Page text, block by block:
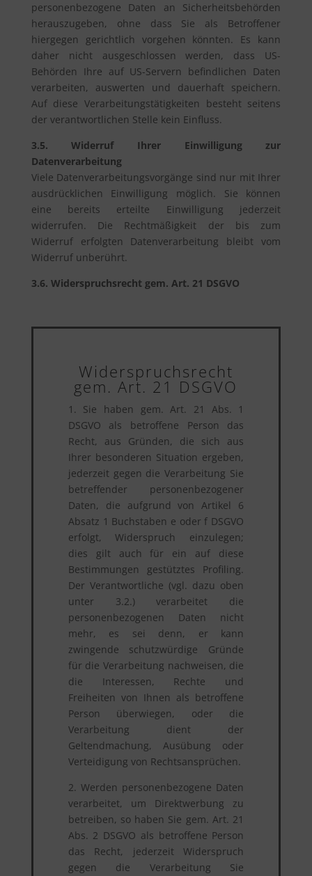
personenbezogene Daten an Sicherheitsbehörden
herauszugeben, ohne dass Sie als Betroffener
hiergegen gerichtlich vorgehen könnten. Es kann
daher nicht ausgeschlossen werden, dass US-
Behörden Ihre auf US-Servern befindlichen Daten
verarbeiten, auswerten und dauerhaft speichern.
Auf diese Verarbeitungstätigkeiten besteht seitens
der verantwortlichen Stelle kein Einfluss.
3.5. Widerruf Ihrer Einwilligung zur
Datenverarbeitung
Viele Datenverarbeitungsvorgänge sind nur mit Ihrer
ausdrücklichen Einwilligung möglich. Sie können
eine bereits erteilte Einwilligung jederzeit
widerrufen. Die Rechtmäßigkeit der bis zum
Widerruf erfolgten Datenverarbeitung bleibt vom
Widerruf unberührt.
3.6. Widerspruchsrecht gem. Art. 21 DSGVO
Widerspruchsrecht
gem. Art. 21 DSGVO
1. Sie haben gem. Art. 21 Abs. 1
DSGVO als betroffene Person das
Recht, aus Gründen, die sich aus
Ihrer besonderen Situation ergeben,
jederzeit gegen die Verarbeitung Sie
betreffender personenbezogener
Daten, die aufgrund von Artikel 6
Absatz 1 Buchstaben e oder f DSGVO
erfolgt, Widerspruch einzulegen;
dies gilt auch für ein auf diese
Bestimmungen gestütztes Profiling.
Der Verantwortliche (vgl. dazu oben
unter 3.2.) verarbeitet die
personenbezogenen Daten nicht
mehr, es sei denn, er kann
zwingende schutzwürdige Gründe
für die Verarbeitung nachweisen, die
die Interessen, Rechte und
Freiheiten von Ihnen als betroffene
Person überwiegen, oder die
Verarbeitung dient der
Geltendmachung, Ausübung oder
Verteidigung von Rechtsansprüchen.
2. Werden personenbezogene Daten
verarbeitet, um Direktwerbung zu
betreiben, so haben Sie gem. Art. 21
Abs. 2 DSGVO als betroffene Person
das Recht, jederzeit Widerspruch
gegen die Verarbeitung Sie